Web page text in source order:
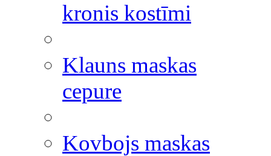
kronis kostīmi
Klauns maskas
cepure
Kovbojs maskas